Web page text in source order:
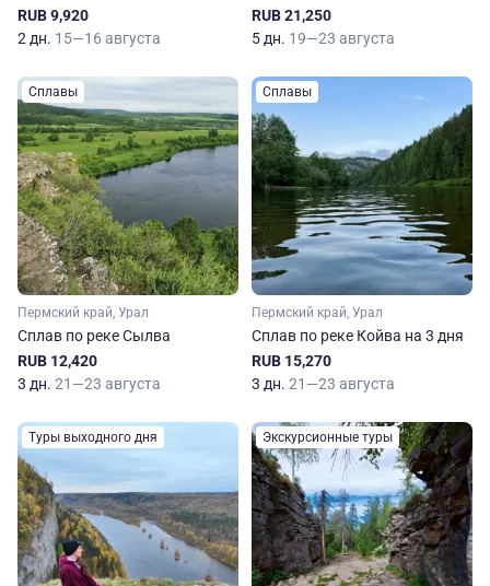
RUB 9,920
2 дн. 15—16 августа
RUB 21,250
5 дн. 19—23 августа
Сплавы
Пермский край, Урал
Сплав по реке Сылва
RUB 12,420
3 дн. 21—23 августа
Сплавы
Пермский край, Урал
Сплав по реке Койва на 3 дня
RUB 15,270
3 дн. 21—23 августа
Туры выходного дня Экскурсионные туры